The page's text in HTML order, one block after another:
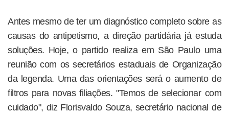
Antes mesmo de ter um diagnóstico completo sobre as
causas do antipetismo, a direção partidária já estuda
soluções. Hoje, o partido realiza em São Paulo uma
reunião com os secretários estaduais de Organização
da legenda. Uma das orientações será o aumento de
filtros para novas filiações. "Temos de selecionar com
cuidado", diz Florisvaldo Souza, secretário nacional de